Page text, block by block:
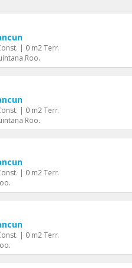
| 0 m2 Terr.
Roo.
| 0 m2 Terr.
Roo.
| 0 m2 Terr.
| 0 m2 Terr.